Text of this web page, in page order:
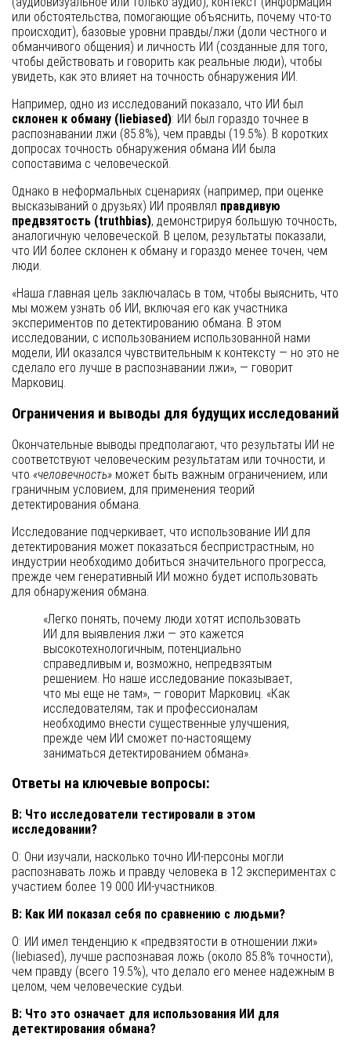
или обстоятельства, помогающие объяснить, почему что-то
происходит), базовые уровни правды/лжи (доли честного и
обманчивого общения) и личность ИИ (созданные для того,
чтобы действовать и говорить как реальные люди), чтобы
увидеть, как это влияет на точность обнаружения ИИ.
Например, одно из исследований показало, что ИИ был
склонен к обману (liebiased): ИИ был гораздо точнее в
распознавании лжи (85.8%), чем правды (19.5%). В коротких
допросах точность обнаружения обмана ИИ была
сопоставима с человеческой.
Однако в неформальных сценариях (например, при оценке
высказываний о друзьях) ИИ проявлял правдивую
предвзятость (truthbias), демонстрируя большую точность,
аналогичную человеческой. В целом, результаты показали,
что ИИ более склонен к обману и гораздо менее точен, чем
люди.
«Наша главная цель заключалась в том, чтобы выяснить, что
мы можем узнать об ИИ, включая его как участника
экспериментов по детектированию обмана. В этом
исследовании, с использованием использованной нами
модели, ИИ оказался чувствительным к контексту — но это не
сделало его лучше в распознавании лжи», — говорит
Марковиц.
Ограничения и выводы для будущих исследований
Окончательные выводы предполагают, что результаты ИИ не
соответствуют человеческим результатам или точности, и
что «человечность» может быть важным ограничением, или
граничным условием, для применения теорий
детектирования обмана.
Исследование подчеркивает, что использование ИИ для
детектирования может показаться беспристрастным, но
индустрии необходимо добиться значительного прогресса,
прежде чем генеративный ИИ можно будет использовать
для обнаружения обмана.
«Легко понять, почему люди хотят использовать
ИИ для выявления лжи — это кажется
высокотехнологичным, потенциально
справедливым и, возможно, непредвзятым
решением. Но наше исследование показывает,
что мы еще не там», — говорит Марковиц. «Как
исследователям, так и профессионалам
необходимо внести существенные улучшения,
прежде чем ИИ сможет по-настоящему
заниматься детектированием обмана».
Ответы на ключевые вопросы:
В: Что исследователи тестировали в этом
исследовании?
О: Они изучали, насколько точно ИИ-персоны могли
распознавать ложь и правду человека в 12 экспериментах с
участием более 19 000 ИИ-участников.
В: Как ИИ показал себя по сравнению с людьми?
О: ИИ имел тенденцию к «предвзятости в отношении лжи»
(liebiased), лучше распознавая ложь (около 85.8% точности),
чем правду (всего 19.5%), что делало его менее надежным в
целом, чем человеческие судьи.
В: Что это означает для использования ИИ для
детектирования обмана?